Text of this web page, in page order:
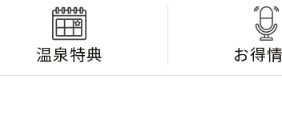
温泉特典 お得